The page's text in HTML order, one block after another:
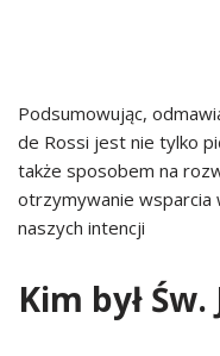
Podsumowując,
de Rossi jest nie tylko
także sposobem na
otrzymywanie wsparcia
naszych intencji
Kim był